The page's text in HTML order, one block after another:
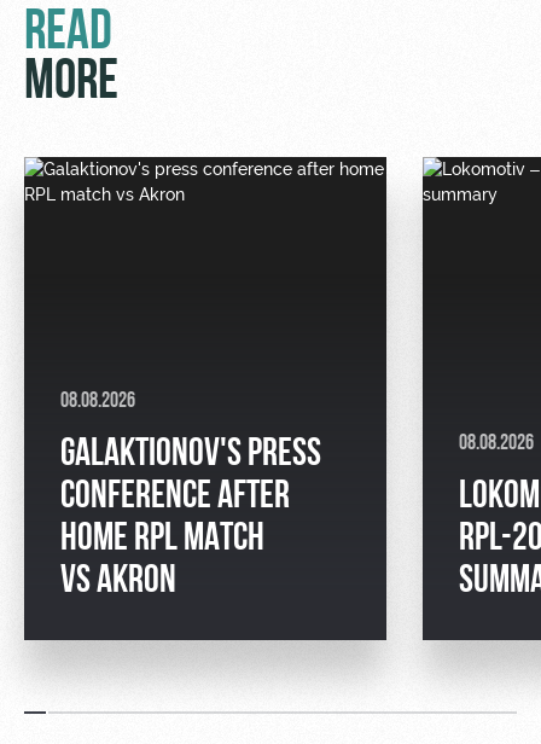
READ
MORE
08.08.2026
GALAKTIONOV'S PRESS
CONFERENCE AFTER
HOME RPL MATCH
VS AKRON
08.08.2026
RPL-